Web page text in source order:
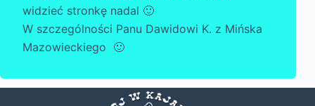
widzieć stronkę nadal 🙂
W szczególności Panu Dawidowi K. z Mińska
Mazowieckiego 🙂